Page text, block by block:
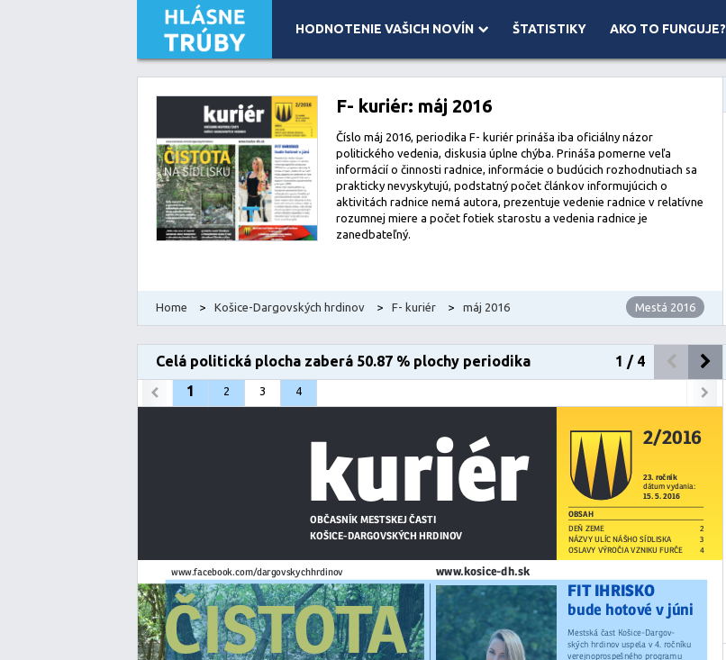
HODNOTENIE VAŠICH NOVÍN ŠTATISTIKY AKO TO FUNGUJE?
Leaflet| Map data ©OpenStreetMapcontributors, Imagery ©Mapbox
F- kuriér: máj 2016
Číslo máj 2016, periodika F- kuriér prináša iba oficiálny názor
politického vedenia, diskusia úplne chýba. Prináša pomerne veľa
informácií o činnosti radnice, informácie o budúcich rozhodnutiach sa
prakticky nevyskytujú, podstatný počet článkov informujúcich o
aktivitách radnice nemá autora, prezentuje vedenie radnice v relatívne
rozumnej miere a počet fotiek starostu a vedenia radnice je
zanedbateľný.
Home > Košice-Dargovských hrdinov > F- kuriér > máj 2016 Mestá 2016
Celá politická plocha zaberá 50.87 % plochy periodika 1 / 4
1
2 3 4